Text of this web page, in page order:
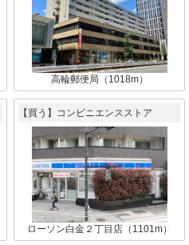
高輪郵便局（1018m）
【買う】コンビニエンスストア
ローソン白金２丁目店（1101m）